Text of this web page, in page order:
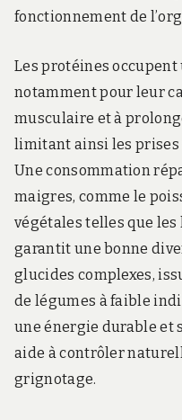
fonctionnement de
Les protéines
notamment pour leur
musculaire et à
limitant ainsi les
Une consommation
maigres, comme le
végétales telles que
garantit une bonne
glucides complexes,
de légumes à faible
une énergie durable et
aide à contrôler
grignotage.